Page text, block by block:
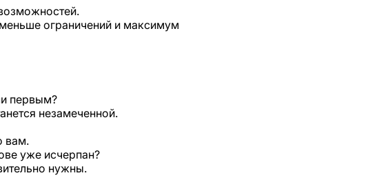
ограничений и максимум
первым?
незамеченной.
вам.
уже исчерпан?
нужны.